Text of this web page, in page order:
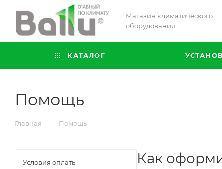
Магазин климатического
оборудования
КАТАЛОГ
Помощь
Главная — Помощь
Как
Условия оплаты